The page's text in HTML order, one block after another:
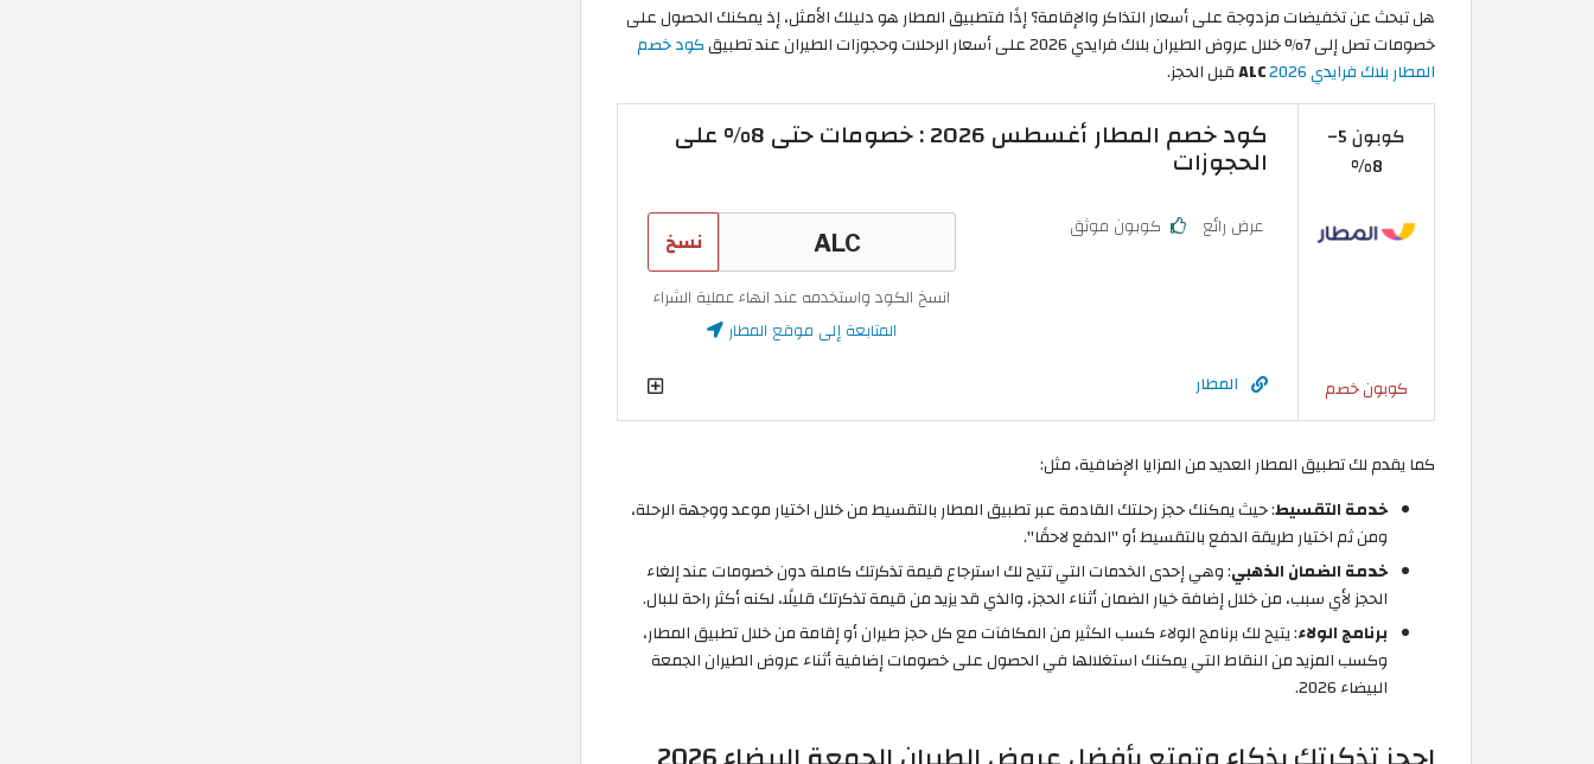
هل تبحث عن تخفيضات مزدوجة على أسعار التذاكر والإقامة؟ إذًا فتطبيق المطار هو دليلك الأمثل، إذ يمكنك الحصول على
خصومات تصل إلى 7% خلال عروض الطيران بلاك فرايدي 2026 على أسعار الرحلات وحجوزات الطيران عند تطبيق
كود خصم
المطار بلاك فرايدي 2026
ALCقبل الحجز.
كوبون 5–
8%
كوبون خصم
كود خصم المطار أغسطس 2026 : خصومات حتى 8% على
الحجوزات
عرض رائع كوبون موثق نسخ
انسخ الكود واستخدمه عند انهاء عملية الشراء
المتابعة إلى موقع المطار
المطار
كما يقدم لك تطبيق المطار العديد من المزايا الإضافية، مثل:
خدمة التقسيط: حيث يمكنك حجز رحلتك القادمة عبر تطبيق المطار بالتقسيط من خلال اختيار موعد ووجهة الرحلة،
ومن ثم اختيار طريقة الدفع بالتقسيط أو "الدفع لاحقًا".
خدمة الضمان الذهبي: وهي إحدى الخدمات التي تتيح لك استرجاع قيمة تذكرتك كاملة دون خصومات عند إلغاء
الحجز لأي سبب، من خلال إضافة خيار الضمان أثناء الحجز، والذي قد يزيد من قيمة تذكرتك قليلًا، لكنه أكثر راحة للبال.
برنامج الولاء: يتيح لك برنامج الولاء كسب الكثير من المكافآت مع كل حجز طيران أو إقامة من خلال تطبيق المطار،
وكسب المزيد من النقاط التي يمكنك استغلالها في الحصول على خصومات إضافية أثناء عروض الطيران الجمعة
البيضاء 2026.